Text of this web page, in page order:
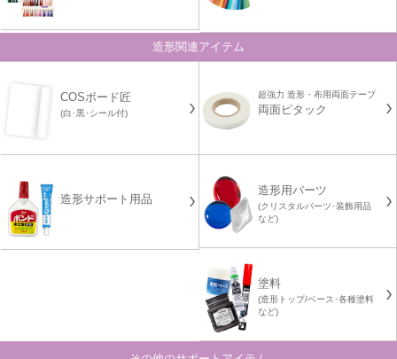
造形関連アイテム
COSボード匠
(白･黒･シール付)
超強力 造形・布用両面テープ
両面ピタック
造形サポート用品
造形用パーツ
(クリスタルパーツ･装飾用品
など)
塗料
(造形トップ/ベース･各種塗料
など)